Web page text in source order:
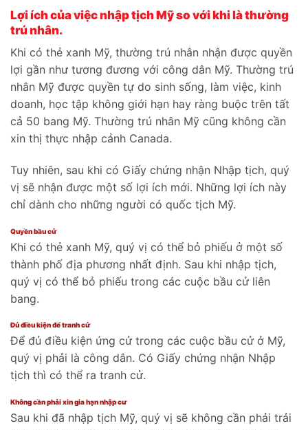
Lợi ích của việc nhập tịch Mỹ so với khi là thường
trú nhân.
Khi có thẻ xanh Mỹ, thường trú nhân nhận được quyền
lợi gần như tương đương với công dân Mỹ. Thường trú
nhân Mỹ được quyền tự do sinh sống, làm việc, kinh
doanh, học tập không giới hạn hay ràng buộc trên tất
cả 50 bang Mỹ. Thường trú nhân Mỹ cũng không cần
xin thị thực nhập cảnh Canada.
Tuy nhiên, sau khi có Giấy chứng nhận Nhập tịch, quý
vị sẽ nhận được một số lợi ích mới. Những lợi ích này
chỉ dành cho những người có quốc tịch Mỹ.
Quyền bầu cử
Khi có thẻ xanh Mỹ, quý vị có thể bỏ phiếu ở một số
thành phố địa phương nhất định. Sau khi nhập tịch,
quý vị có thể bỏ phiếu trong các cuộc bầu cử liên
bang.
Đủ điều kiện để tranh cử
Để đủ điều kiện ứng cử trong các cuộc bầu cử ở Mỹ,
quý vị phải là công dân. Có Giấy chứng nhận Nhập
tịch thì có thể ra tranh cử.
Không cần phải xin gia hạn nhập cư
Sau khi đã nhập tịch Mỹ, quý vị sẽ không cần phải trải